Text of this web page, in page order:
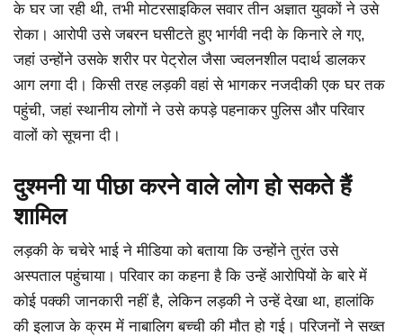
के घर जा रही थी, तभी मोटरसाइकिल सवार तीन अज्ञात युवकों ने उसे
रोका। आरोपी उसे जबरन घसीटते हुए भार्गवी नदी के किनारे ले गए,
जहां उन्होंने उसके शरीर पर पेट्रोल जैसा ज्वलनशील पदार्थ डालकर
आग लगा दी। किसी तरह लड़की वहां से भागकर नजदीकी एक घर तक
पहुंची, जहां स्थानीय लोगों ने उसे कपड़े पहनाकर पुलिस और परिवार
वालों को सूचना दी।
दुश्मनी या पीछा करने वाले लोग हो सकते हैं
शामिल
लड़की के चचेरे भाई ने मीडिया को बताया कि उन्होंने तुरंत उसे
अस्पताल पहुंचाया। परिवार का कहना है कि उन्हें आरोपियों के बारे में
कोई पक्की जानकारी नहीं है, लेकिन लड़की ने उन्हें देखा था, हालांकि
की इलाज के क्रम में नाबालिग बच्ची की मौत हो गई। परिजनों ने सख्त